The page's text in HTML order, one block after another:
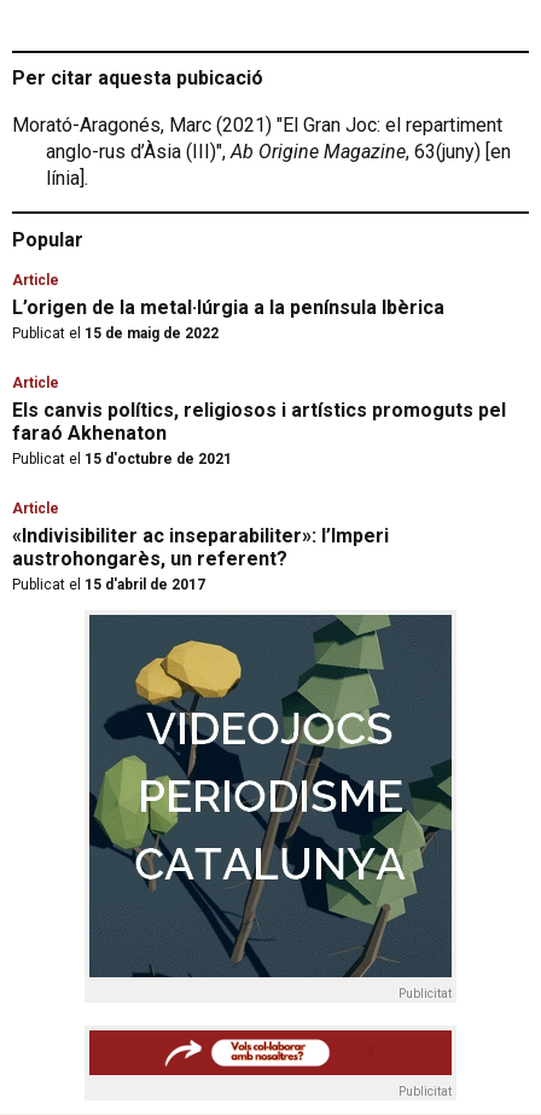
Per citar aquesta pubicació
Morató-Aragonés, Marc (2021) "El Gran Joc: el repartiment
anglo-rus d’Àsia (III)",Ab Origine Magazine, 63(juny) [en
línia].
Popular
Article
L’origen de la metal·lúrgia a la península Ibèrica
Publicat el 15 de maig de 2022
Article
Els canvis polítics, religiosos i artístics promoguts pel
faraó Akhenaton
Publicat el 15 d'octubre de 2021
Article
«Indivisibiliter ac inseparabiliter»: l’Imperi
austrohongarès, un referent?
Publicat el 15 d'abril de 2017
Publicitat
Publicitat